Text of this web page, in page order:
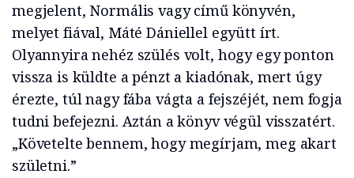
megjelent, Normális vagy című könyvén,
melyet fiával, Máté Dániellel együtt írt.
Olyannyira nehéz szülés volt, hogy egy ponton
vissza is küldte a pénzt a kiadónak, mert úgy
érezte, túl nagy fába vágta a fejszéjét, nem fogja
tudni befejezni. Aztán a könyv végül visszatért.
„Követelte bennem, hogy megírjam, meg akart
születni.”